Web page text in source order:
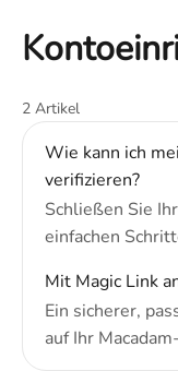
2 Artikel
Wie kann ich
verifizieren?
Schließen Sie
einfachen
Mit Magic Link
Ein sicherer,
auf Ihr